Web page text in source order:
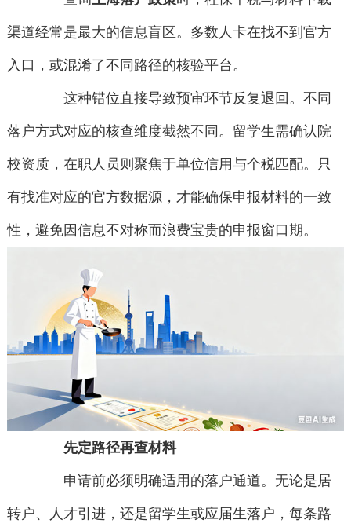
渠道经常是最大的信息盲区。多数人卡在找不到官方
入口，或混淆了不同路径的核验平台。
这种错位直接导致预审环节反复退回。不同
落户方式对应的核查维度截然不同。留学生需确认院
校资质，在职人员则聚焦于单位信用与个税匹配。只
有找准对应的官方数据源，才能确保申报材料的一致
性，避免因信息不对称而浪费宝贵的申报窗口期。
先定路径再查材料
申请前必须明确适用的落户通道。无论是居
转户、人才引进，还是留学生或应届生落户，每条路